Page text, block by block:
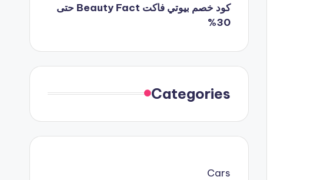
كود خصم بيوتي فاكت Beauty Fact حتى
30%
Categories
Cars